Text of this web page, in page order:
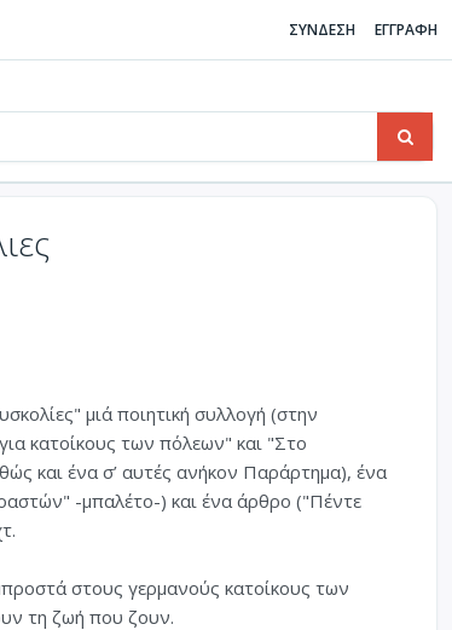
ΣΥΝΔΕΣΗ ΕΓΓΡΑΦΗ
μιά ποιητική συλλογή (στην
κατοίκους των πόλεων" και "Στο
και ένα σ’ αυτές ανήκον Παράρτημα), ένα
-μπαλέτο-) και ένα άρθρο ("Πέντε
στους γερμανούς κατοίκους των
τη ζωή που ζουν.